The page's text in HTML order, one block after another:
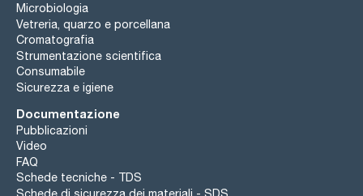
Microbiologia
Vetreria, quarzo e porcellana
Cromatografia
Strumentazione scientifica
Consumabile
Sicurezza e igiene
Documentazione
Pubblicazioni
Video
FAQ
Schede tecniche - TDS